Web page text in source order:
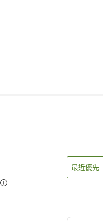
最近優先